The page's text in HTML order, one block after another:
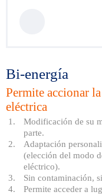
Bi-energía
Permite accionar
eléctrica
Modificación de su
parte.
Adaptación
(elección del modo
eléctrico).
Sin contaminación,
Permite acceder a